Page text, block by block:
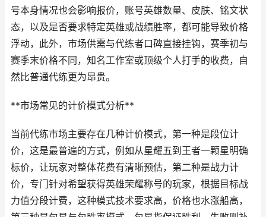
号本身情况也会影响报价，账号英雄数量、皮肤、铭文状
态，以及是否要求特定英雄或战绩胜率，都可能导致价格
浮动，此外，市场供需与代练者口碑直接挂钩，赛季初与
赛季末价格不同，知名工作室或顶级个人打手的收费，自
然比普通代练更为昂贵。
**市场常见的计价模式分析**
当前代练市场主要存在几种计价模式，第一种是段位计
价，这是最普遍的方式，例如从星耀五到王者一颗星明确
标价，让玩家对整体花费有清晰预估，第二种是战力计
价，专门针对希望获得英雄荣耀称号的玩家，根据目标战
力值分段计费，这种模式技术要求高，价格也水涨船高，